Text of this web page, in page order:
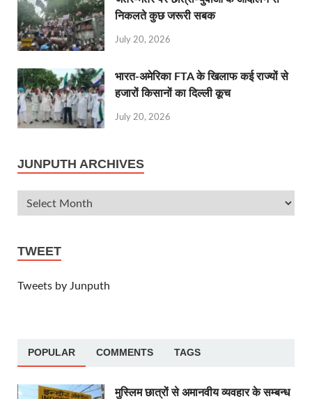
निकलते कुछ जरूरी सबक
July 20, 2026
भारत-अमेरिका FTA के खिलाफ कई राज्यों से
हजारों किसानों का दिल्ली कूच
July 20, 2026
JUNPUTH ARCHIVES
TWEET
Tweets by Junputh
POPULAR COMMENTS TAGS
मुस्लिम छात्रों से अमानवीय व्यवहार के सम्बन्ध